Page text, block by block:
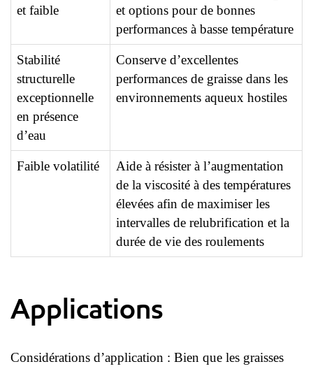
et faible
et options pour de bonnes
performances à basse température
Stabilité
structurelle
exceptionnelle
en présence
d’eau
Conserve d’excellentes
performances de graisse dans les
environnements aqueux hostiles
Faible volatilité
Aide à résister à l’augmentation
de la viscosité à des températures
élevées afin de maximiser les
intervalles de relubrification et la
durée de vie des roulements
Applications
Considérations d’application : Bien que les graisses